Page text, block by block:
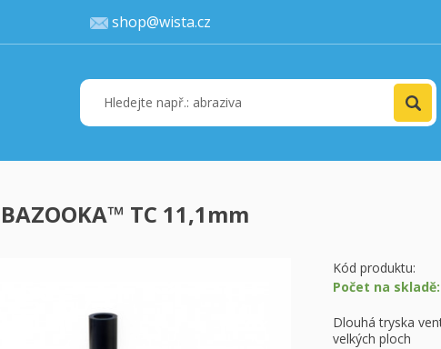
430 shop@wista.cz
Vyhledat
K pokladně
TC 11,1mm
Kód produktu:
Počet na skladě:
Dlouhá tryska
velkých ploch